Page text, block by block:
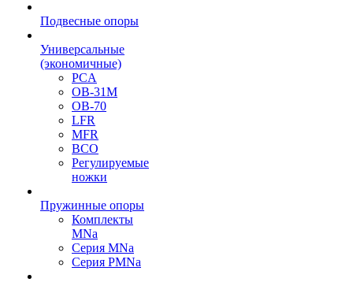
Подвесные опоры
Универсальные
(экономичные)
PCA
ОВ-31М
OB-70
LFR
MFR
ВСО
Регулируемые
ножки
Пружинные опоры
Комплекты
MNa
Серия MNa
Серия PMNa